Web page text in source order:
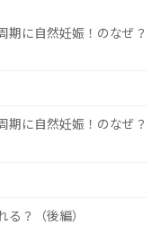
期に自然妊娠！のなぜ？
期に自然妊娠！のなぜ？
？（後編）